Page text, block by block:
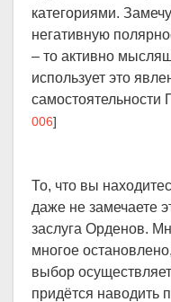
категориями.
негативную
– то активно
использует это
самостоятельности
006]
То, что вы
даже не замечаете
заслуга Орденов.
многое
выбор
придётся наводить